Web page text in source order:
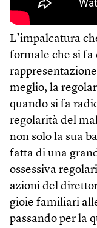
L’impalcatura
formale che si fa
meglio, la
quando si fa
regolarità del
non solo la sua
fatta di una
ossessiva
azioni del
gioie familiari
passando per la